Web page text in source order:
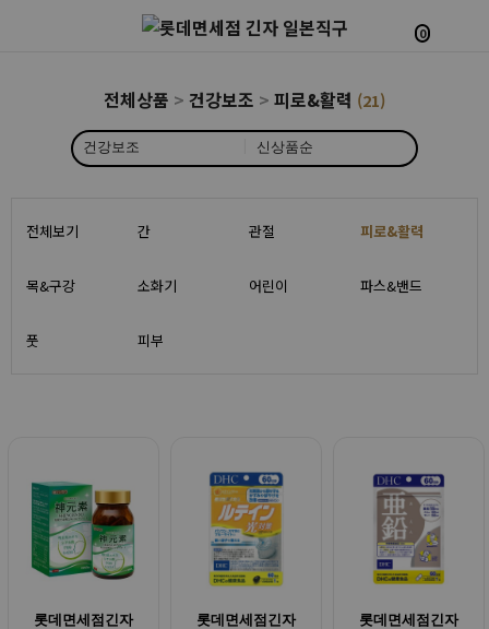
0
전체상품 > 건강보조 > 피로&활력 (21)
전체보기 간 관절 피로&활력
목&구강 소화기 어린이 파스&밴드
풋 피부
롯데면세점긴자
롯데면세점긴자
롯데면세점긴자